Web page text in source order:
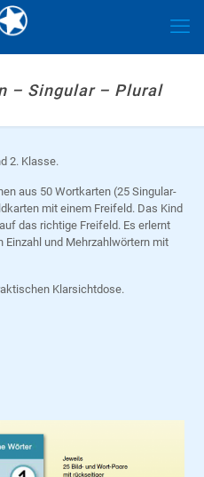
– Singular – Plural
2. Klasse.
aus 50 Wortkarten (25 Singular-
mit einem Freifeld. Das Kind
das richtige Freifeld. Es erlernt
und Mehrzahlwörtern mit
Klarsichtdose.